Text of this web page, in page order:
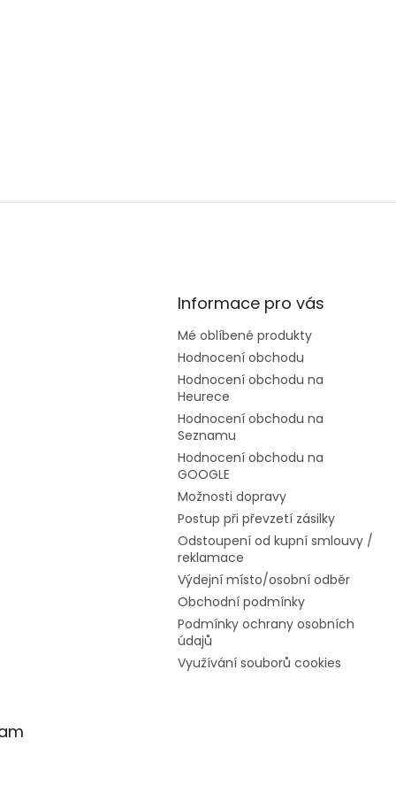
Informace pro vás
Mé oblíbené produkty
Hodnocení obchodu
Hodnocení obchodu na
Heurece
Hodnocení obchodu na
Seznamu
Hodnocení obchodu na
GOOGLE
Možnosti dopravy
Postup při převzetí zásilky
Odstoupení od kupní smlouvy /
reklamace
Výdejní místo/osobní odběr
Obchodní podmínky
Podmínky ochrany osobních
údajů
Využívání souborů cookies